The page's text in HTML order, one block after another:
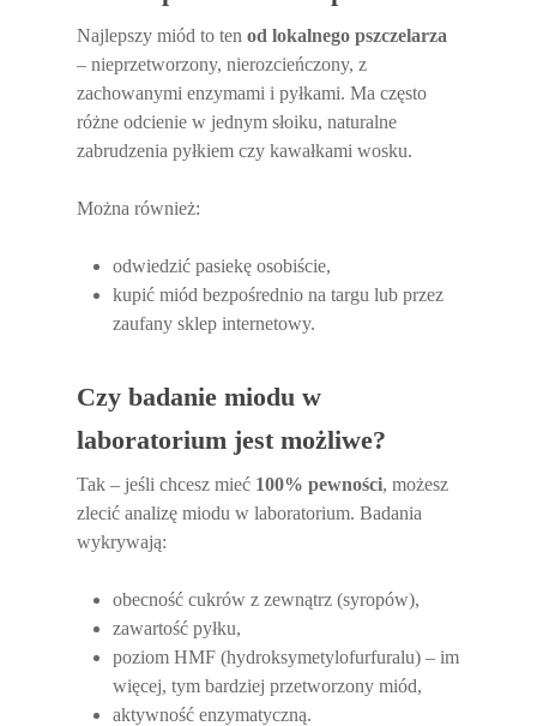
Najlepszy miód to tenod lokalnego pszczelarza
– nieprzetworzony, nierozcieńczony, z
zachowanymi enzymami i pyłkami. Ma często
różne odcienie w jednym słoiku, naturalne
zabrudzenia pyłkiem czy kawałkami wosku.
Można również:
odwiedzić pasiekę osobiście,
kupić miód bezpośrednio na targu lub przez
zaufany sklep internetowy.
Czy badanie miodu w
laboratorium jest możliwe?
Tak – jeśli chcesz mieć 100% pewności, możesz
zlecić analizę miodu w laboratorium. Badania
wykrywają:
obecność cukrów z zewnątrz (syropów),
zawartość pyłku,
poziom HMF (hydroksymetylofurfuralu) – im
więcej, tym bardziej przetworzony miód,
aktywność enzymatyczną.